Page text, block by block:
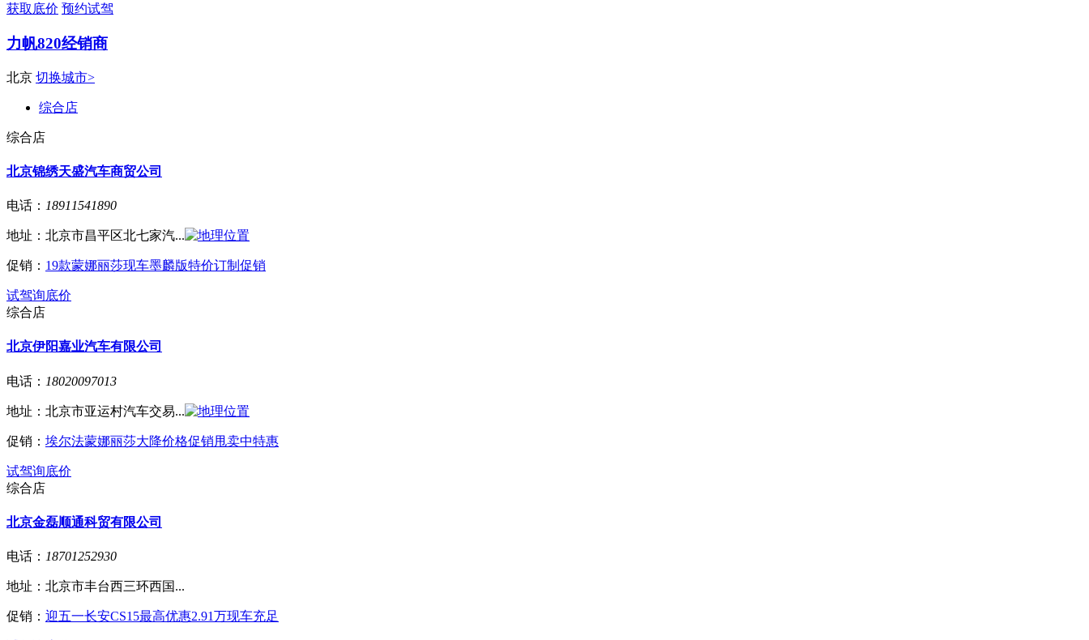
获取底价 预约试驾
力帆820经销商
北京 切换城市>
综合店
综合店
北京锦绣天盛汽车商贸公司
电话： 18911541890
地址： 北京市昌平区北七家汽...
促销： 19款蒙娜丽莎现车墨麟版特价订制促销
试驾询底价
综合店
北京伊阳嘉业汽车有限公司
电话： 18020097013
地址： 北京市亚运村汽车交易...
促销： 埃尔法蒙娜丽莎大降价格促销甩卖中特惠
试驾询底价
综合店
北京金磊顺通科贸有限公司
电话： 18701252930
地址： 北京市丰台西三环西国...
促销： 迎五一长安CS15最高优惠2.91万现车充足